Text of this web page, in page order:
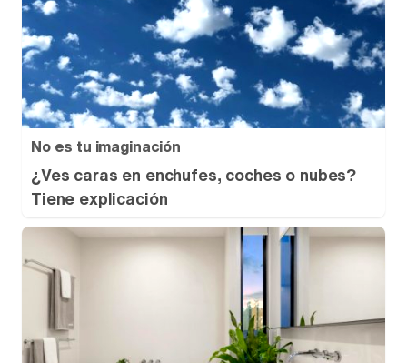
No es tu imaginación
¿Ves caras en enchufes, coches o nubes?
Tiene explicación